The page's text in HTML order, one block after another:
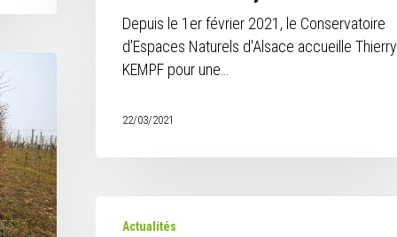
Depuis le 1er février 2021, le Conservatoire
d'Espaces Naturels d'Alsace accueille Thierry
KEMPF pour une…
22/03/2021
volontaires
Actualités